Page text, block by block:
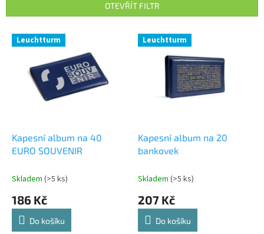
í
OTEVŘÍT FILTR
V Leuchtturm
Kapesní album na 40
EURO SOUVENIR
Skladem (>5 ks)
186 Kč
Do košíku
Leuchtturm
Kapesní album na 20
bankovek
Skladem (>5 ks)
207 Kč
Do košíku